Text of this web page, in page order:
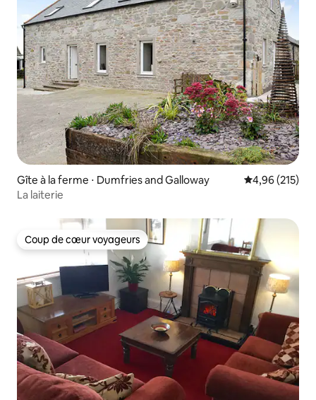
Gîte à la ferme ⋅ Dumfries and Galloway Évaluation
4,96 (215)
La laiterie
Coup de cœur voyageurs
Coup de cœur voyageurs